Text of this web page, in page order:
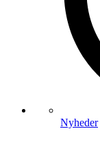
Nyheder